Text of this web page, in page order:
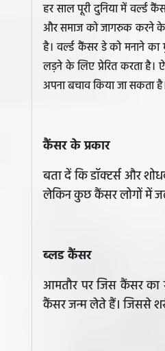
हर साल पूरी दुनिया में वर्ल्ड
और समाज को जागरुक करने के
है। वर्ल्ड कैंसर डे को मनाने का
लड़ने के लिए प्रेरित करता
अपना बचाव किया जा सकता
कैंसर के प्रकार
बता दें कि डॉक्टर्स और
लेकिन कुछ कैंसर लोगों में
ब्लड कैंसर
आमतौर पर जिस कैंसर का
कैंसर जन्म लेते हैं। जिससे